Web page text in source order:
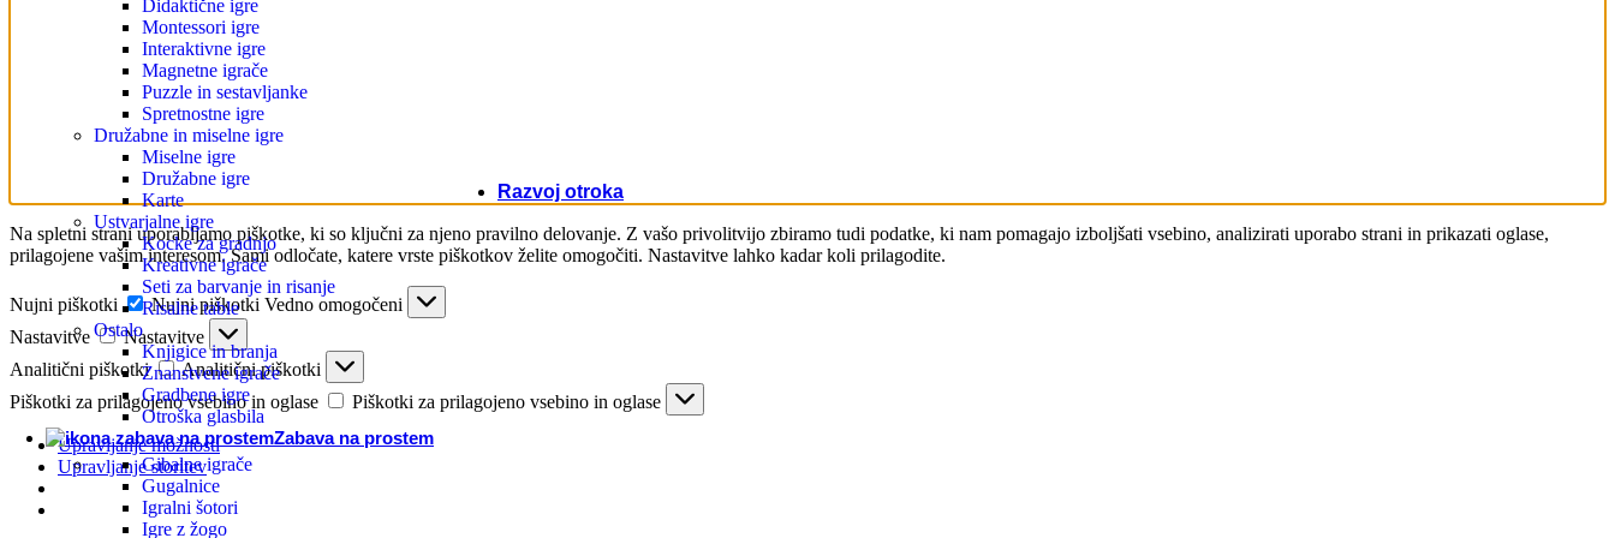
Na spletni strani uporabljamo piškotke, ki so ključni za njeno pravilno delovanje. Z vašo privolitvijo zbiramo tudi podatke, ki nam pomagajo izboljšati vsebino, analizirati uporabo strani in prikazati oglase,
prilagojene vašim interesom. Sami odločate, katere vrste piškotkov želite omogočiti. Nastavitve lahko kadar koli prilagodite.
Nujni piškotki Nujni piškotki Vedno omogočeni
Nastavitve
Nastavitve
Analitični piškotki
Analitični piškotki
Piškotki za prilagojeno vsebino in oglase
Piškotki za prilagojeno vsebino in oglase
Upravljanje možnosti
Upravljanje storitev
Didaktične igre
Montessori igre
Interaktivne igre
Magnetne igrače
Puzzle in sestavljanke
Spretnostne igre
Družabne in miselne igre
Miselne igre
Družabne igre
Karte
Ustvarjalne igre
Kocke za gradnjo
Kreativne igrače
Seti za barvanje in risanje
Risalne table
Ostalo
Knjigice in branja
Znanstvene igrače
Gradbene igre
Otroška glasbila
Zabava na prostem
Gibalne igrače
Gugalnice
Igralni šotori
Igre z žogo
Razvoj otroka
Sodelovanje in izražanje
Čustva in empatija